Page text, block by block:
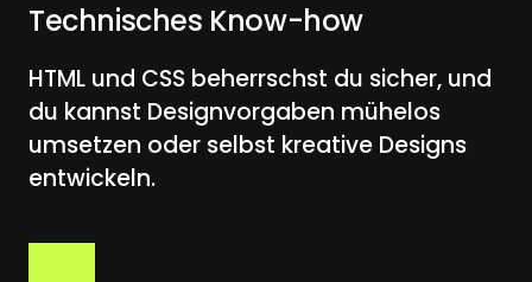
Technisches Know-how
HTML und CSS beherrschst du sicher, und
du kannst Designvorgaben mühelos
umsetzen oder selbst kreative Designs
entwickeln.